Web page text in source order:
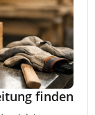
finden